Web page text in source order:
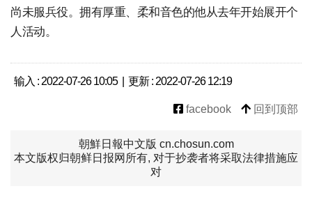
尚未服兵役。拥有厚重、柔和音色的他从去年开始展开个
人活动。
输入 : 2022-07-26 10:05 | 更新 : 2022-07-26 12:19
facebook 回到顶部
朝鮮日報中文版 cn.chosun.com
本文版权归朝鲜日报网所有, 对于抄袭者将采取法律措施应
对